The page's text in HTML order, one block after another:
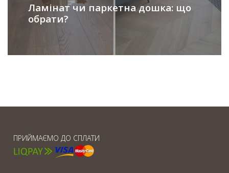
Ламінат чи паркетна дошка: що
обрати?
ПРИЙМАЄМО ДО СПЛАТИ